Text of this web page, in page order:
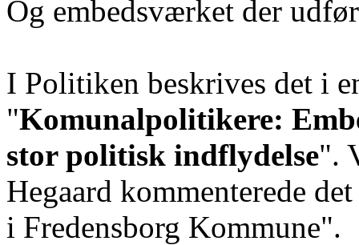
Og embedsværket der
I Politiken beskrives det i
"Komunalpolitikere:
stor politisk indflydelse".
Hegaard kommenterede
i Fredensborg Kommune".